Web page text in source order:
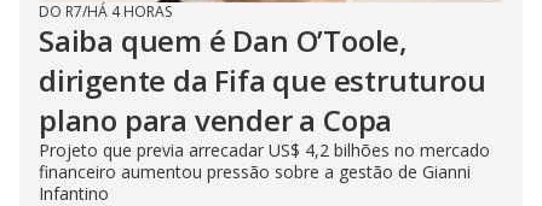
DO R7/HÁ 4 HORAS
Saiba quem é Dan O’Toole,
dirigente da Fifa que estruturou
plano para vender a Copa
Projeto que previa arrecadar US$ 4,2 bilhões no mercado
financeiro aumentou pressão sobre a gestão de Gianni
Infantino